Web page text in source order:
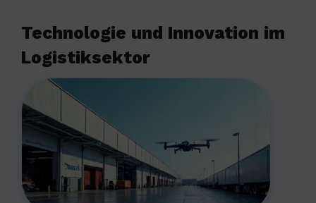
Technologie und Innovation im
Logistiksektor